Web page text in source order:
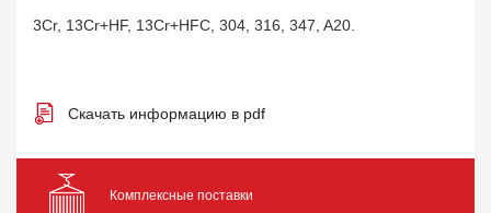
3Cr, 13Cr+HF, 13Cr+HFC, 304, 316, 347, A20.
Скачать информацию в pdf
Комплексные поставки